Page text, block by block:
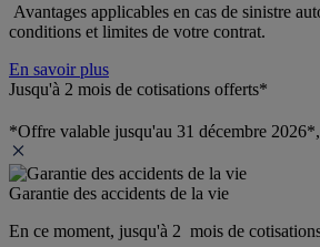
Avantages applicables en cas de sinistre
conditions et limites de votre contrat.
En savoir plus
Jusqu'à 2 mois de cotisations offerts*
*Offre valable jusqu'au 31 décembre
Garantie des accidents de la vie
En ce moment, jusqu'à 2  mois de